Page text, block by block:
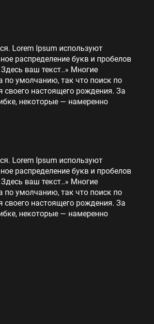
Lorem Ipsum используют
распределение букв и пробелов
ваш текст..» Многие
по умолчанию, так что поиск по
настоящего рождения. За
некоторые — намеренно
Lorem Ipsum используют
распределение букв и пробелов
ваш текст..» Многие
по умолчанию, так что поиск по
настоящего рождения. За
некоторые — намеренно